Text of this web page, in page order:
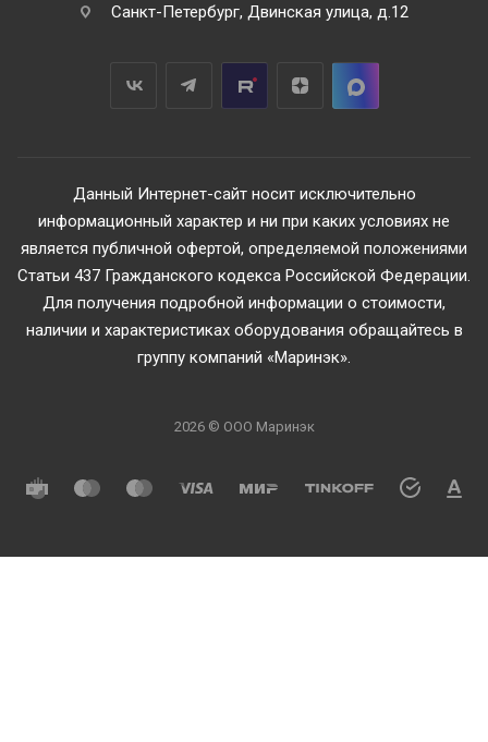
Санкт-Петербург, Двинская улица, д.12
Данный Интернет-сайт носит исключительно
информационный характер и ни при каких условиях не
является публичной офертой, определяемой положениями
Статьи 437 Гражданского кодекса Российской Федерации.
Для получения подробной информации о стоимости,
наличии и характеристиках оборудования обращайтесь в
группу компаний «Маринэк».
2026 © ООО Маринэк